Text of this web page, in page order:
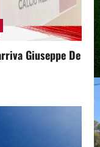
Giuseppe De